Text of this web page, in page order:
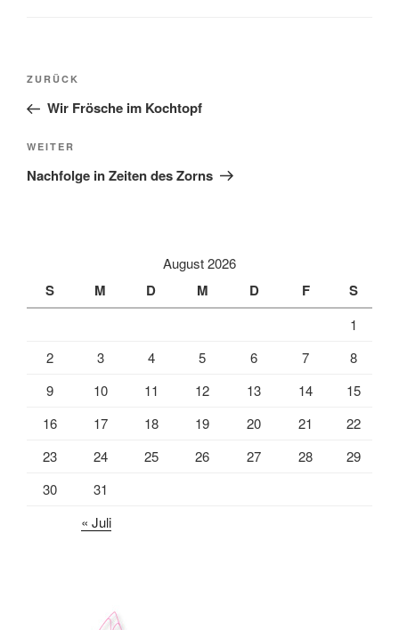
Beitragsnavigation
Vorheriger
Beitrag
ZURÜCK
Wir Frösche im Kochtopf
Nächster
Beitrag
WEITER
Nachfolge in Zeiten des Zorns
August 2026
S M D M D F S
1
2
3 4 5 6 7
8
9
10 11 12 13 14
15
16
17 18 19 20 21
22
23
24 25 26 27 28
29
30
31
« Juli